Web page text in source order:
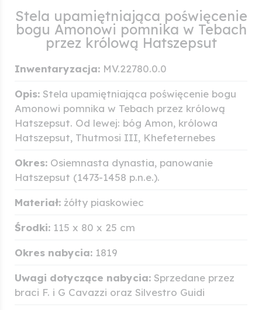
Stela upamiętniająca poświęcenie
bogu Amonowi pomnika w Tebach
przez królową Hatszepsut
Inwentaryzacja: MV.22780.0.0
Opis: Stela upamiętniająca poświęcenie bogu
Amonowi pomnika w Tebach przez królową
Hatszepsut. Od lewej: bóg Amon, królowa
Hatszepsut, Thutmosi III, Khefeternebes
Okres: Osiemnasta dynastia, panowanie
Hatszepsut (1473-1458 p.n.e.).
Materiał: żółty piaskowiec
Środki: 115 x 80 x 25 cm
Okres nabycia: 1819
Uwagi dotyczące nabycia: Sprzedane przez
braci F. i G Cavazzi oraz Silvestro Guidi